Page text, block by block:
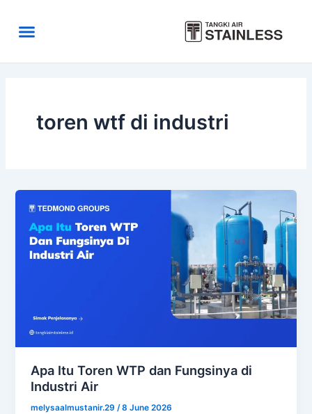
contentMenu
toren wtf di industri
Apa Itu Toren WTP dan Fungsinya di
Industri Air
melysaalmustanir.29/8 June 2026